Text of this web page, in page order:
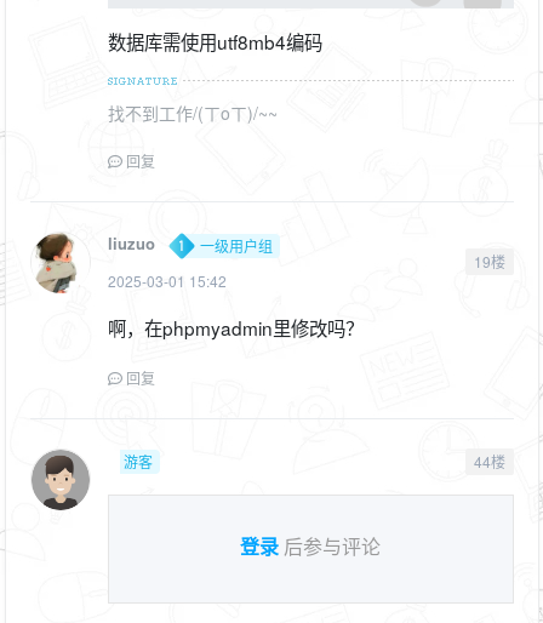
数据库需使用utf8mb4编码
找不到工作/(ㄒoㄒ)/~~
回复
liuzuo
一级用户组
2025-03-01 15:42
19楼
啊，在phpmyadmin里修改吗？
回复
游客 44楼
登录 后参与评论